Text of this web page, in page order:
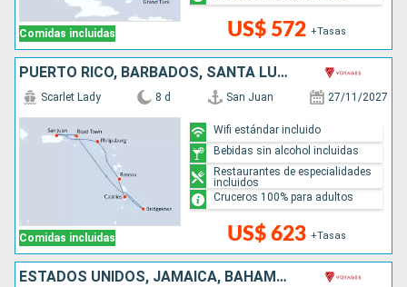
Comidas incluidas US$ 572 +Tasas
PUERTO RICO, BARBADOS, SANTA LUCIA, DOMINICA, SAN MARTÍN
Comidas incluidas
Scarlet Lady 8 d San Juan 27/11/2027
US$ 623 +Tasas
Wifi estándar incluido
Bebidas sin alcohol incluidas
Restaurantes de especialidades
incluidos
Cruceros 100% para adultos
ESTADOS UNIDOS, JAMAICA, BAHAMAS